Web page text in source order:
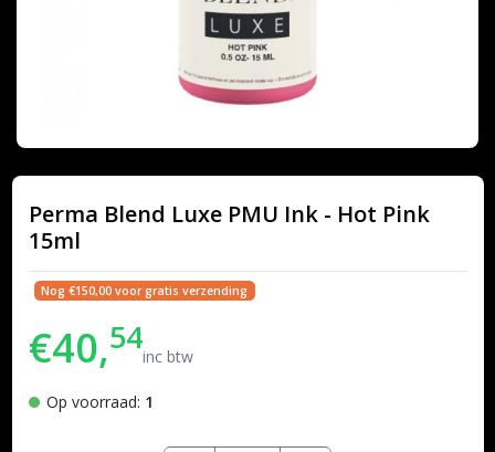
Perma Blend Luxe PMU Ink - Hot Pink
15ml
Nog €150,00 voor gratis verzending
€40,54inc btw
Op voorraad: 1